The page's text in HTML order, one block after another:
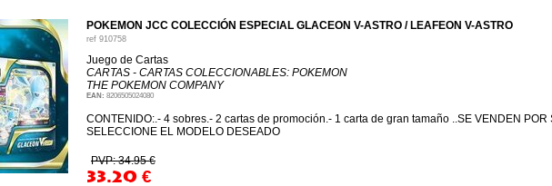
POKEMON JCC COLECCIÓN ESPECIAL GLACEON V-ASTRO / LEAFEON V-ASTRO
ref 910758
Juego de Cartas
CARTAS - CARTAS COLECCIONABLES: POKEMON
THE POKEMON COMPANY
EAN: 8206505024080
CONTENIDO:.- 4 sobres.- 2 cartas de promoción.- 1 carta de gran tamaño ..SE VENDEN POR
SELECCIONE EL MODELO DESEADO
PVP: 34.95 €
33.20 €